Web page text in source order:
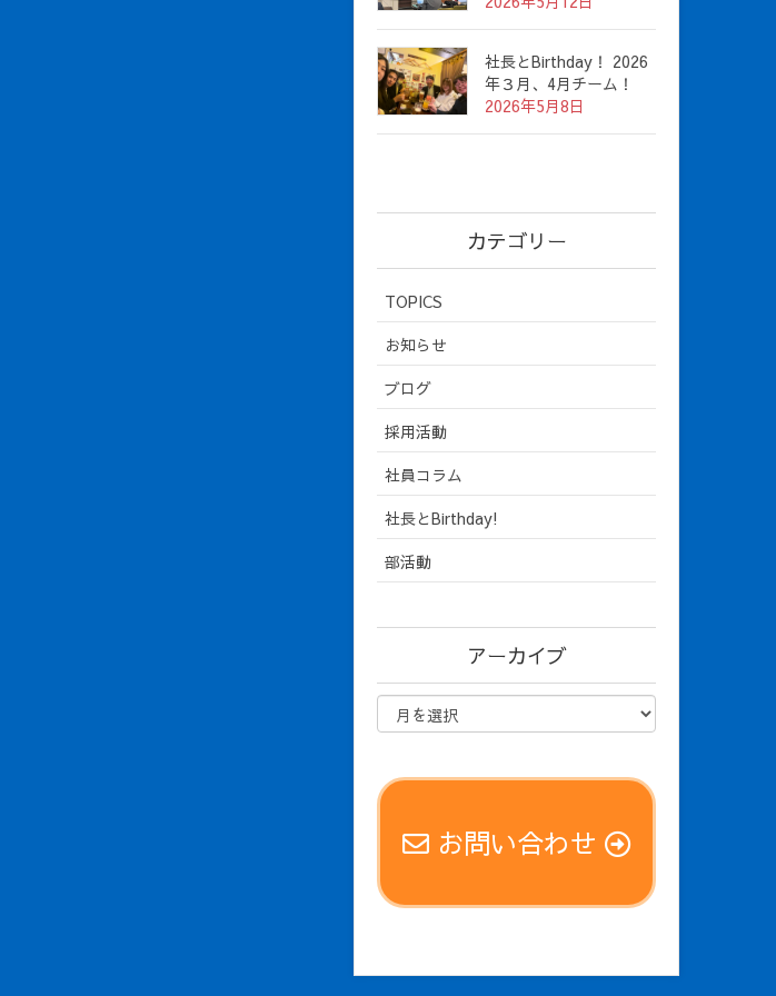
社長とBirthday！ 2026
年３月、4月チーム！
2026年5月8日
カテゴリー
TOPICS
お知らせ
ブログ
採用活動
社員コラム
社長とBirthday!
部活動
アーカイブ
お問い合わせ